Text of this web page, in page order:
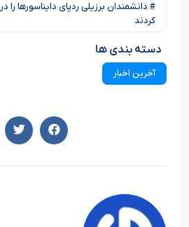
# دانشمندان برزیلی ردپای دایناسورها
کردند
دسته بندی ها
آخرین اخبار